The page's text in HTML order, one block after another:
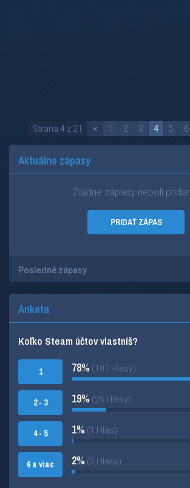
Strana 4 z 21 < 1 2 3 4 5 6
Aktuálne zápasy
Žiadne zápasy neboli
PRIDAŤ ZÁPAS
Posledné zápasy
Anketa
Koľko Steam účtov vlastníš?
1
2 - 3
4 - 5
6 a viac
78% (101 Hlasy)
19% (25 Hlasy)
1% (1 Hlas)
2% (2 Hlasy)